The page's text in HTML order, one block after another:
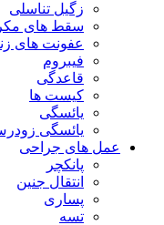
زگیل تناسلی
سقط های
عفونت های
فیبروم
قاعدگی
کیست ها
یائسگی
یائسگی
عمل های جراحی
پانکچر
انتقال جنین
پساری
تسه